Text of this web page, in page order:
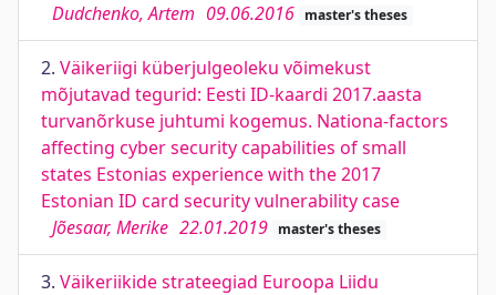
Dudchenko, Artem 09.06.2016 master's theses
2. Väikeriigi küberjulgeoleku võimekust
mõjutavad tegurid: Eesti ID-kaardi 2017.aasta
turvanõrkuse juhtumi kogemus. Nationa-factors
affecting cyber security capabilities of small
states Estonias experience with the 2017
Estonian ID card security vulnerability case
Jõesaar, Merike 22.01.2019 master's theses
3. Väikeriikide strateegiad Euroopa Liidu